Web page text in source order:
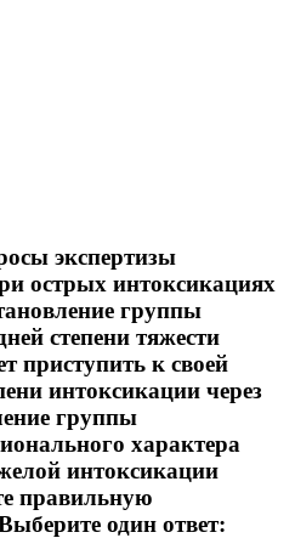
экспертизы
острых интоксикациях
группы
степени тяжести
приступить к своей
интоксикации через
группы
характера
интоксикации
правильную
один ответ: